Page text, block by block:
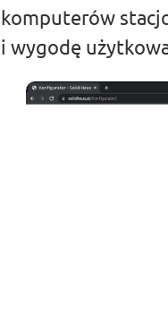
komputerów
i wygodę